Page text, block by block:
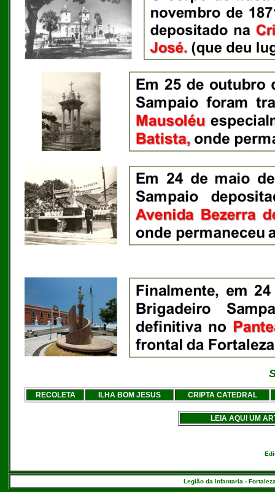
RECOLETA ILHA BOM JESUS CRIPTA CATEDRAL
LEIA AQUI UM
Legião da Infantaria -